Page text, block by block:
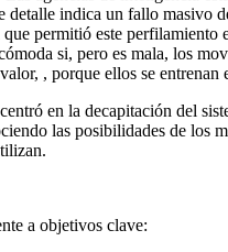
detalle indica un fallo
permitió este
si, pero es mala, los
, porque ellos se
en la decapitación del
las posibilidades de los
a objetivos clave: